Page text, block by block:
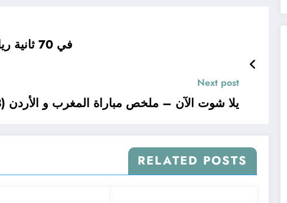
في 70 ثانية رياضة.. تأهل ألكراز وديمتروف وزفيريف لربع
Next post
يلا شوت الآن – ملخص مباراة المغرب و الأردن (3
RELATED POSTS